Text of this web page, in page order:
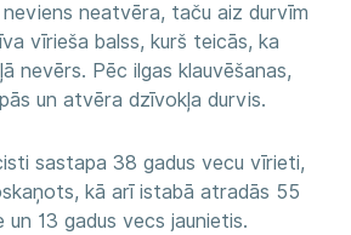
neviens neatvēra, taču aiz durvīm
vīrieša balss, kurš teicās, ka
nevērs. Pēc ilgas klauvēšanas,
un atvēra dzīvokļa durvis.
sastapa 38 gadus vecu vīrieti,
kā arī istabā atradās 55
13 gadus vecs jaunietis.